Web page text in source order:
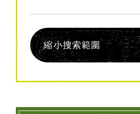
縮小搜索範圍